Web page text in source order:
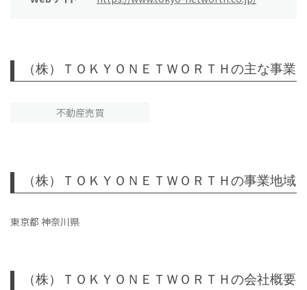
（株）ＴＯＫＹＯＮＥＴＷＯＲＴＨの主な事業
不動産売買
（株）ＴＯＫＹＯＮＥＴＷＯＲＴＨの事業地域
東京都 神奈川県
（株）ＴＯＫＹＯＮＥＴＷＯＲＴＨの会社概要